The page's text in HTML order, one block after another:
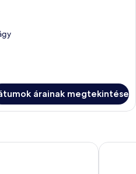
árainak megtekintése
Hilton